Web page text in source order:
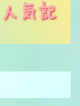
気記